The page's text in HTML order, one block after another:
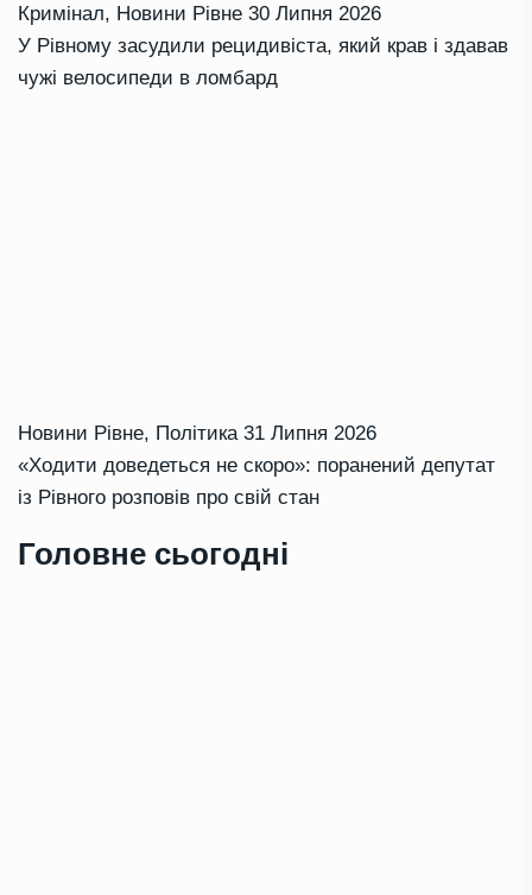
Кримінал, Новини Рівне 30 Липня 2026
У Рівному засудили рецидивіста, який крав і здавав
чужі велосипеди в ломбард
Новини Рівне, Політика 31 Липня 2026
«Ходити доведеться не скоро»: поранений депутат
із Рівного розповів про свій стан
Головне сьогодні